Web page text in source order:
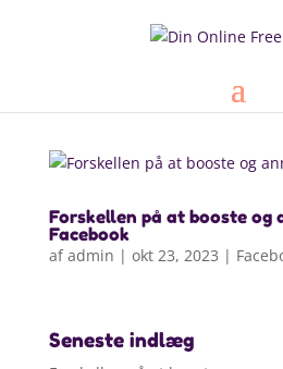
Forskellen på at booste og
Facebook
afadmin | okt 23, 2023 |
Seneste indlæg